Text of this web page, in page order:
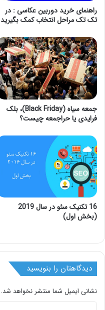
راهنمای خرید دوربین عکاسی : در
تک تک مراحل انتخاب کمک بگیرید
جمعه سیاه (Black Friday)، بلک
فرایدی یا حراجمعه چیست؟
16 تکنیک سئو در سال 2019
(بخش اول)
دیدگاهتان را بنویسید
نشانی ایمیل شما منتشر نخواهد شد.